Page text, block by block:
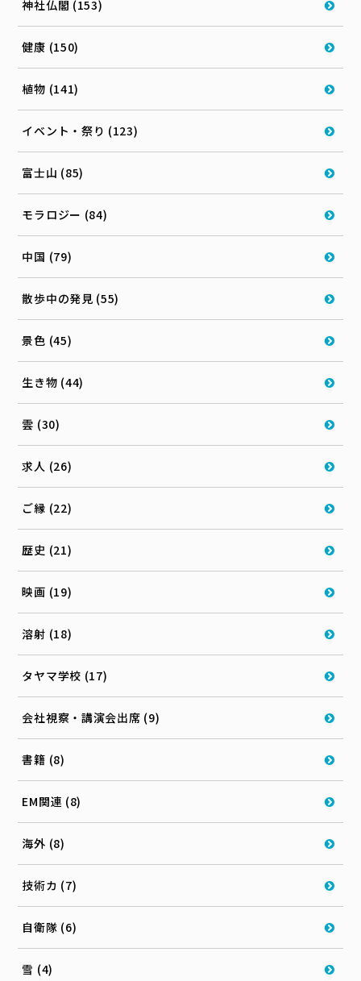
神社仏閣 (153)
健康 (150)
植物 (141)
イベント・祭り (123)
富士山 (85)
モラロジー (84)
中国 (79)
散歩中の発見 (55)
景色 (45)
生き物 (44)
雲 (30)
求人 (26)
ご縁 (22)
歴史 (21)
映画 (19)
溶射 (18)
タヤマ学校 (17)
会社視察・講演会出席 (9)
書籍 (8)
EM関連 (8)
海外 (8)
技術カ (7)
自衛隊 (6)
雪 (4)